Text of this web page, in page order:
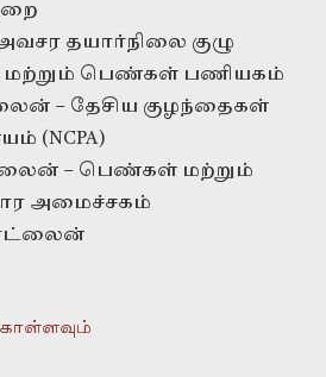
தயார்நிலை குழு
பெண்கள் பணியகம்
– தேசிய குழந்தைகள்
(NCPA)
– பெண்கள் மற்றும்
அமைச்சகம்